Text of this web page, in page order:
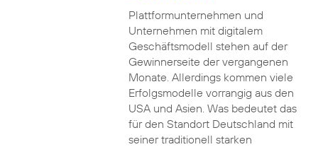
Plattformunternehmen und
Unternehmen mit digitalem
Geschäftsmodell stehen auf der
Gewinnerseite der vergangenen
Monate. Allerdings kommen viele
Erfolgsmodelle vorrangig aus den
USA und Asien. Was bedeutet das
für den Standort Deutschland mit
seiner traditionell starken